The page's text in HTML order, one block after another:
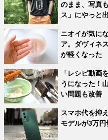
のまま、写真
ス」にやっと
ニオイが気に
ア。ダヴィネ
が軽くなった
「レシピ動画
うになった！
い問題も改善
スマホ代を抑
モデルが3万